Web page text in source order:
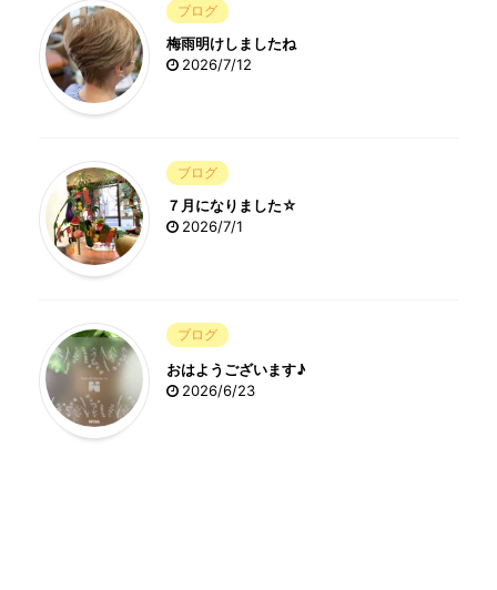
ブログ
梅雨明けしましたね
2026/7/12
ブログ
７月になりました☆
2026/7/1
ブログ
おはようございます♪
2026/6/23